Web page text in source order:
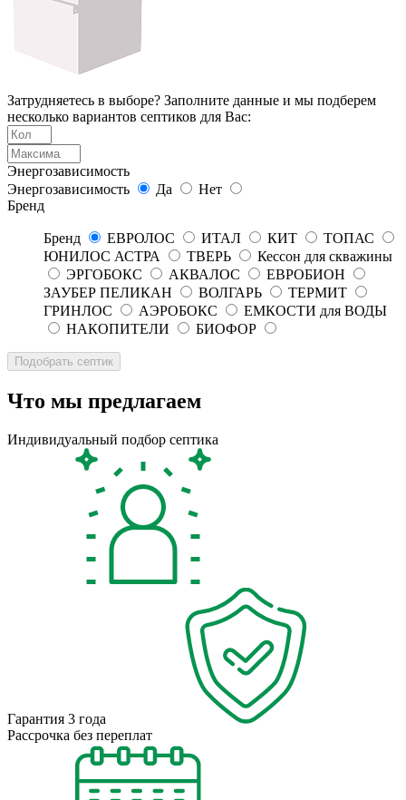
Затрудняетесь в выборе? Заполните данные и мы подберем
несколько вариантов септиков для Вас:
Энергозависимость
Энергозависимость
Да
Нет
Бренд
Бренд ЕВРОЛОС ИТАЛ КИТ
ТОПАС
ЮНИЛОС АСТРА
ТВЕРЬ
Кессон для скважины
ЭРГОБОКС
АКВАЛОС
ЕВРОБИОН
ЗАУБЕР ПЕЛИКАН
ВОЛГАРЬ
ТЕРМИТ
ГРИНЛОС
АЭРОБОКС
ЕМКОСТИ для ВОДЫ
НАКОПИТЕЛИ
БИОФОР
Что мы предлагаем
Индивидуальный подбор септика
Гарантия 3 года
Рассрочка без переплат